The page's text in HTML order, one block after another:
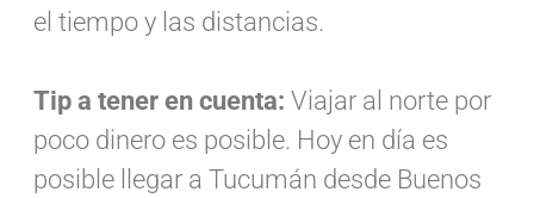
el tiempo y las distancias.
Tip a tener en cuenta: Viajar al norte por
poco dinero es posible. Hoy en día es
posible llegar a Tucumán desde Buenos